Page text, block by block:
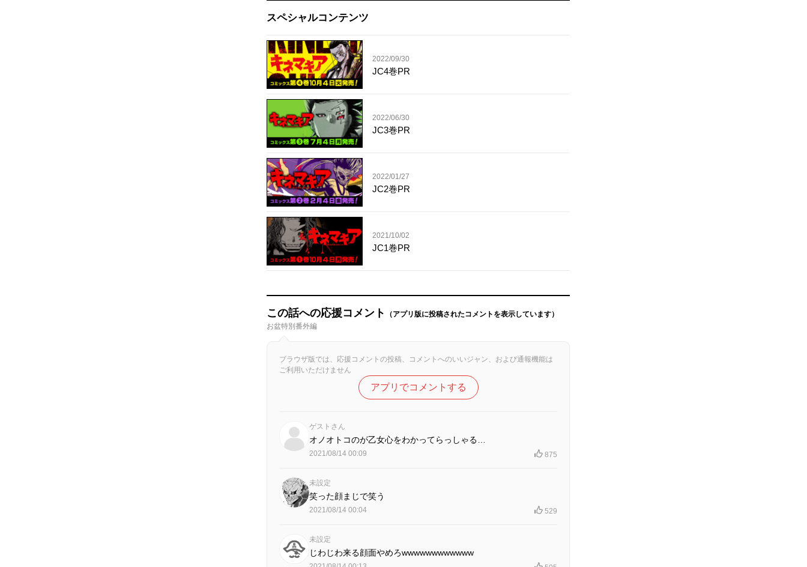
スペシャルコンテンツ
2022/09/30
JC4巻PR
2022/06/30
JC3巻PR
2022/01/27
JC2巻PR
2021/10/02
JC1巻PR
この話への応援コメント
（アプリ版に投稿されたコメントを表示しています）
お盆特別番外編
ブラウザ版では、応援コメントの投稿、コメントへのいいジャン、および通報機能は
ご利用いただけません
アプリでコメントする
ゲストさん
オノオトコのが乙女心をわかってらっしゃる…
2021/08/14 00:09 875
未設定
笑った顔まじで笑う
2021/08/14 00:04 529
未設定
じわじわ来る顔面やめろwwwwwwwwwwww